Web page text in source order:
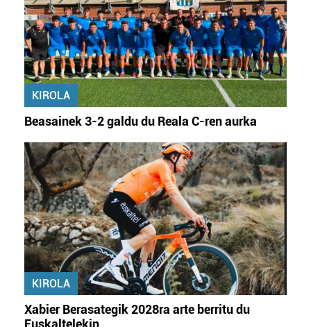
baliatzen gara. Ohar hau onartuz gero, teknologia hori
erabiltzeko baimen esplizitua ematen diguzu. Gehiago
irakurri
KIROLA
Beasainek 3-2 galdu du Reala C-ren aurka
KIROLA
Xabier Berasategik 2028ra arte berritu du
Euskaltelekin